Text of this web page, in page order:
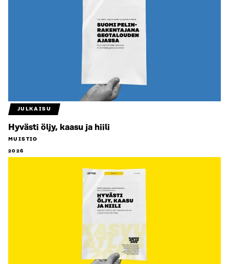
JULKAISU
Hyvästi öljy, kaasu ja hiili
MUISTIO
2026